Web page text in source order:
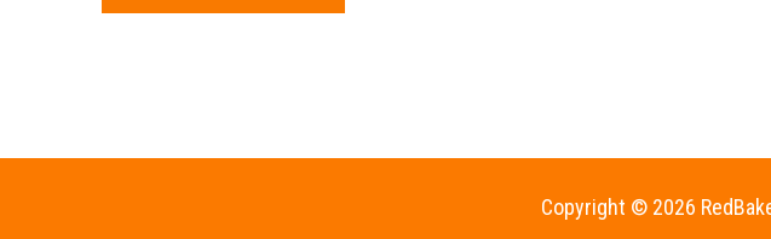
Copyright © 2026